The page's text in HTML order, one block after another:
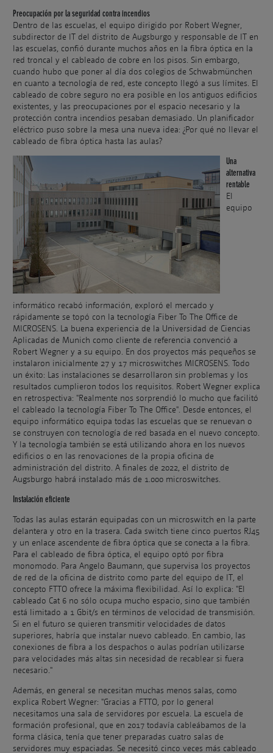
Preocupación por la seguridad contra incendios
Dentro de las escuelas, el equipo dirigido por Robert Wegner,
subdirector de IT del distrito de Augsburgo y responsable de IT en
las escuelas, confió durante muchos años en la fibra óptica en la
red troncal y el cableado de cobre en los pisos. Sin embargo,
cuando hubo que poner al día dos colegios de Schwabmünchen
en cuanto a tecnología de red, este concepto llegó a sus límites. El
cableado de cobre seguro no era posible en los antiguos edificios
existentes, y las preocupaciones por el espacio necesario y la
protección contra incendios pesaban demasiado. Un planificador
eléctrico puso sobre la mesa una nueva idea: ¿Por qué no llevar el
cableado de fibra óptica hasta las aulas?
Una
alternativa
rentable
El
equipo
informático recabó información, exploró el mercado y
rápidamente se topó con la tecnología Fiber To The Office de
MICROSENS. La buena experiencia de la Universidad de Ciencias
Aplicadas de Munich como cliente de referencia convenció a
Robert Wegner y a su equipo. En dos proyectos más pequeños se
instalaron inicialmente 27 y 17 microswitches MICROSENS. Todo
un éxito: Las instalaciones se desarrollaron sin problemas y los
resultados cumplieron todos los requisitos. Robert Wegner explica
en retrospectiva: "Realmente nos sorprendió lo mucho que facilitó
el cableado la tecnología Fiber To The Office". Desde entonces, el
equipo informático equipa todas las escuelas que se renuevan o
se construyen con tecnología de red basada en el nuevo concepto.
Y la tecnología también se está utilizando ahora en los nuevos
edificios o en las renovaciones de la propia oficina de
administración del distrito. A finales de 2022, el distrito de
Augsburgo habrá instalado más de 1.000 microswitches.
Instalación eficiente
Todas las aulas estarán equipadas con un microswitch en la parte
delantera y otro en la trasera. Cada switch tiene cinco puertos RJ45
y un enlace ascendente de fibra óptica que se conecta a la fibra.
Para el cableado de fibra óptica, el equipo optó por fibra
monomodo. Para Angelo Baumann, que supervisa los proyectos
de red de la oficina de distrito como parte del equipo de IT, el
concepto FTTO ofrece la máxima flexibilidad. Así lo explica: "El
cableado Cat 6 no sólo ocupa mucho espacio, sino que también
está limitado a 1 Gbit/s en términos de velocidad de transmisión.
Si en el futuro se quieren transmitir velocidades de datos
superiores, habría que instalar nuevo cableado. En cambio, las
conexiones de fibra a los despachos o aulas podrían utilizarse
para velocidades más altas sin necesidad de recablear si fuera
necesario."
Además, en general se necesitan muchas menos salas, como
explica Robert Wegner: "Gracias a FTTO, por lo general
necesitamos una sala de servidores por escuela. La escuela de
formación profesional, que en 2017 todavía cableábamos de la
forma clásica, tenía que tener preparadas cuatro salas de
servidores muy espaciadas. Se necesitó cinco veces más cableado